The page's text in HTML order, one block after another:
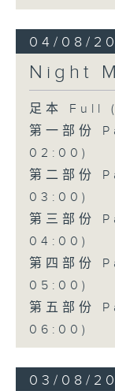
04/08/
Night
足本 Full
第一部份
02:00)
第二部份
03:00)
第三部份
04:00)
第四部份
05:00)
第五部份
06:00)
03/08/